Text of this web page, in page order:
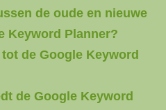
de oude en nieuwe
Keyword Planner?
de Google Keyword
de Google Keyword